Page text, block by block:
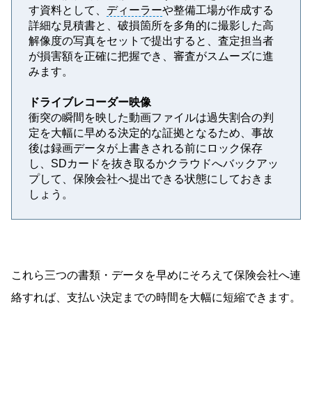
す資料として、 ディーラーや整備工場が作成する
詳細な見積書と、破損箇所を多角的に撮影した高
解像度の写真をセットで提出すると、査定担当者
が損害額を正確に把握でき、審査がスムーズに進
みます。
ドライブレコーダー映像
衝突の瞬間を映した動画ファイルは過失割合の判
定を大幅に早める決定的な証拠となるため、事故
後は録画データが上書きされる前にロック保存
し、SDカードを抜き取るかクラウドへバックアッ
プして、保険会社へ提出できる状態にしておきま
しょう。
これら三つの書類・データを早めにそろえて保険会社へ連
絡すれば、支払い決定までの時間を大幅に短縮できます。